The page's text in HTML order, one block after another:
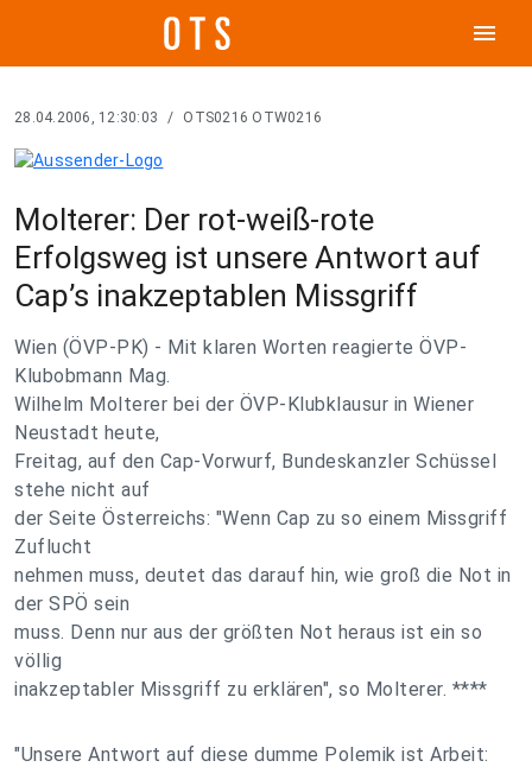
menu
28.04.2006, 12:30:03 / OTS0216 OTW0216
Molterer: Der rot-weiß-rote
Erfolgsweg ist unsere Antwort auf
Cap’s inakzeptablen Missgriff
Wien (ÖVP-PK) - Mit klaren Worten reagierte ÖVP-
Klubobmann Mag.
Wilhelm Molterer bei der ÖVP-Klubklausur in Wiener
Neustadt heute,
Freitag, auf den Cap-Vorwurf, Bundeskanzler Schüssel
stehe nicht auf
der Seite Österreichs: "Wenn Cap zu so einem Missgriff
Zuflucht
nehmen muss, deutet das darauf hin, wie groß die Not in
der SPÖ sein
muss. Denn nur aus der größten Not heraus ist ein so
völlig
inakzeptabler Missgriff zu erklären", so Molterer. ****
"Unsere Antwort auf diese dumme Polemik ist Arbeit: